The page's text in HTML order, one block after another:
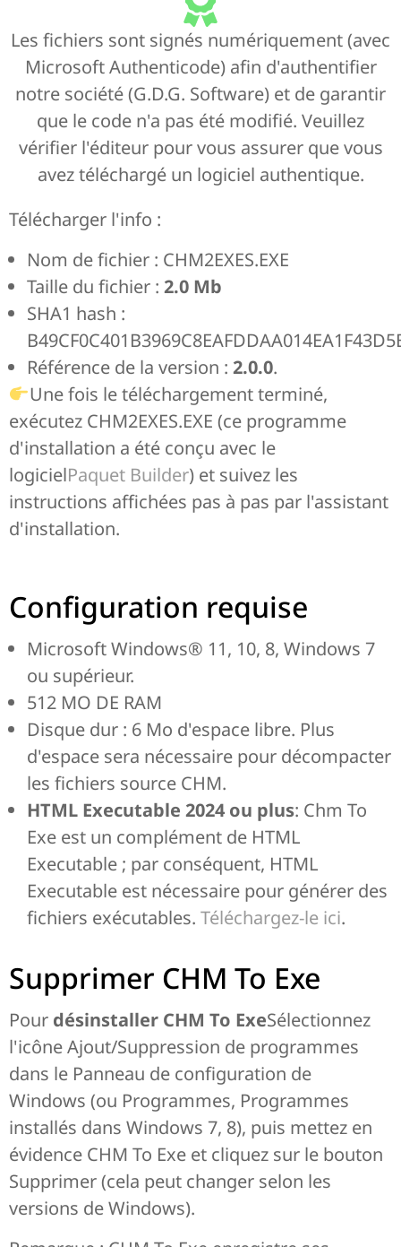
Les fichiers sont signés numériquement (avec
Microsoft Authenticode) afin d'authentifier
notre société (G.D.G. Software) et de garantir
que le code n'a pas été modifié. Veuillez
vérifier l'éditeur pour vous assurer que vous
avez téléchargé un logiciel authentique.
Télécharger l'info :
Nom de fichier : CHM2EXES.EXE
Taille du fichier : 2.0 Mb
SHA1 hash :
Référence de la version : 2.0.0.
Une fois le téléchargement terminé,
exécutez CHM2EXES.EXE (ce programme
d'installation a été conçu avec le
logicielPaquet Builder) et suivez les
instructions affichées pas à pas par l'assistant
d'installation.
Configuration requise
Microsoft Windows® 11, 10, 8, Windows 7
ou supérieur.
512 MO DE RAM
Disque dur : 6 Mo d'espace libre. Plus
d'espace sera nécessaire pour décompacter
les fichiers source CHM.
HTML Executable 2024 ou plus: Chm To
Exe est un complément de HTML
Executable ; par conséquent, HTML
Executable est nécessaire pour générer des
fichiers exécutables. Téléchargez-le ici.
Supprimer CHM To Exe
Pour désinstaller CHM To ExeSélectionnez
l'icône Ajout/Suppression de programmes
dans le Panneau de configuration de
Windows (ou Programmes, Programmes
installés dans Windows 7, 8), puis mettez en
évidence CHM To Exe et cliquez sur le bouton
Supprimer (cela peut changer selon les
versions de Windows).